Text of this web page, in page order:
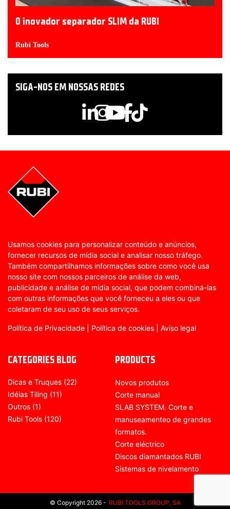
O inovador separador SLIM da RUBI
Rubi Tools
SIGA-NOS EM NOSSAS REDES
Usamos cookies para personalizar conteúdo e anúncios,
fornecer recursos de mídia social e analisar nosso tráfego.
Também compartilhamos informações sobre como você usa
nosso site com nossos parceiros de análise da web,
publicidade e análise de mídia social, que podem combiná-las
com outras informações que você forneceu a eles ou que
coletaram de seu uso de seus serviços.
Política de Privacidade Política de cookies Aviso legal
CATEGORIES BLOG
Dicas e Truques (22)
Idéias Tiling (11)
Outros (1)
Rubi Tools (120)
PRODUCTS
Novos produtos
Corte manual
SLAB SYSTEM. Corte e
manuseamenteo de grandes
formatos.
Corte eléctrico
Discos diamantados RUBI
Sistemas de nivelamento
© Copyright 2026 - RUBI TOOLS GROUP, SA